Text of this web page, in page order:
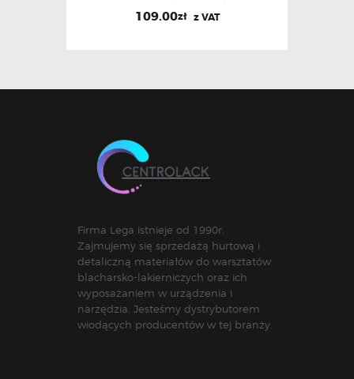
109.00zł z VAT
Firma Lega istnieje od 1990r.
Zajmujemy się sprzedażą hurtową i
detaliczną materiałów do warsztatów
blacharsko-lakierniczych oraz ich
wyposażaniem w urządzenia i
narzędzia. Jesteśmy dystrybutorem
wiodących producentów w tej branży.